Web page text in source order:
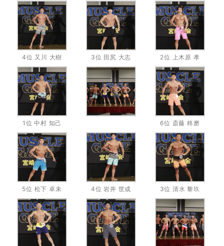
4位 又川 大樹 3位 田尻 大志 2位 上木原 孝
1位 中村 知己 6位 斎藤 柊磨
5位 松下 卓未 4位 岩井 世成 3位 清水 黎玖